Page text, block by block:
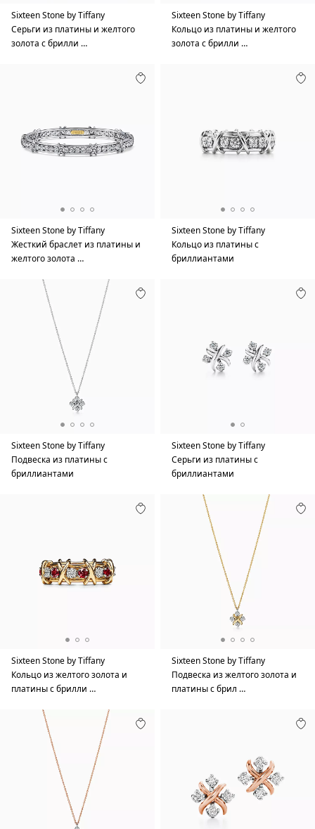
Sixteen Stone by Tiffany
Серьги из платины и желтого
золота с брилли …
Sixteen Stone by Tiffany
Кольцо из платины и желтого
золота с брилли …
Sixteen Stone by Tiffany
Жесткий браслет из платины и
желтого золота …
Sixteen Stone by Tiffany
Кольцо из платины с
бриллиантами
Sixteen Stone by Tiffany
Подвеска из платины с
бриллиантами
Sixteen Stone by Tiffany
Серьги из платины с
бриллиантами
Sixteen Stone by Tiffany
Кольцо из желтого золота и
платины с брилли …
Sixteen Stone by Tiffany
Подвеска из желтого золота и
платины с брил …